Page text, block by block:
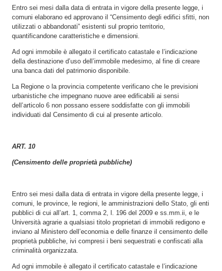
Entro sei mesi dalla data di entrata in vigore della presente legge, i
comuni elaborano ed approvano il “Censimento degli edifici sfitti, non
utilizzati o abbandonati” esistenti sul proprio territorio,
quantificandone caratteristiche e dimensioni.
Ad ogni immobile è allegato il certificato catastale e l’indicazione
della destinazione d’uso dell’immobile medesimo, al fine di creare
una banca dati del patrimonio disponibile.
La Regione o la provincia competente verificano che le previsioni
urbanistiche che impegnano nuove aree edificabili ai sensi
dell’articolo 6 non possano essere soddisfatte con gli immobili
individuati dal Censimento di cui al presente articolo.
ART. 10
(Censimento delle proprietà pubbliche)
Entro sei mesi dalla data di entrata in vigore della presente legge, i
comuni, le province, le regioni, le amministrazioni dello Stato, gli enti
pubblici di cui all’art. 1, comma 2, l. 196 del 2009 e ss.mm.ii, e le
Università agrarie a qualsiasi titolo proprietari di immobili redigono e
inviano al Ministero dell’economia e delle finanze il censimento delle
proprietà pubbliche, ivi compresi i beni sequestrati e confiscati alla
criminalità organizzata.
Ad ogni immobile è allegato il certificato catastale e l’indicazione